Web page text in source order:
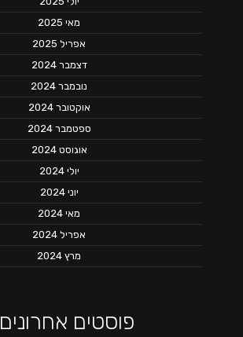
מאי 2025
אפריל 2025
דצמבר 2024
נובמבר 2024
אוקטובר 2024
ספטמבר 2024
אוגוסט 2024
יולי 2024
יוני 2024
מאי 2024
אפריל 2024
מרץ 2024
פוסטים אחרונים